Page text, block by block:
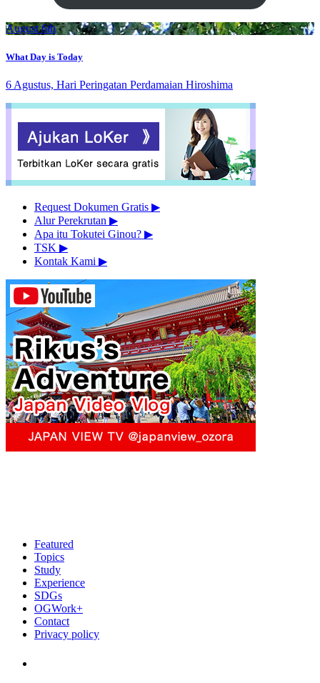
August 6th
What Day is Today
6 Agustus, Hari Peringatan Perdamaian Hiroshima
Request Dokumen Gratis ▶︎
Alur Perekrutan ▶︎
Apa itu Tokutei Ginou? ▶︎
TSK ▶︎
Kontak Kami ▶︎
Featured
Topics
Study
Experience
SDGs
OGWork+
Contact
Privacy policy